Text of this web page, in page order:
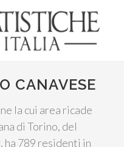
CANAVESE
la cui area ricade
di Torino, del
ha 789 residenti in